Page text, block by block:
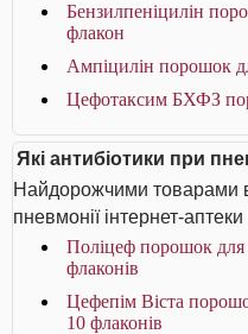
Бензилпеніцилін
флакон
Ампіцилін порошок
Цефотаксим БХФЗ
Які антибіотики при
Найдорожчими товарами в
пневмонії інтернет-
Поліцеф порошок для
флаконів
Цефепім Віста
10 флаконів